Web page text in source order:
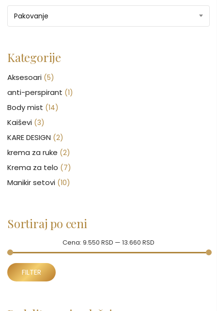
Pakovanje
Kategorije
Aksesoari (5)
anti-perspirant (1)
Body mist (14)
Kaiševi (3)
KARE DESIGN (2)
krema za ruke (2)
Krema za telo (7)
Manikir setovi (10)
Nega lica (88)
Neseseri
Novčanici (50)
Sortiraj po ceni
FILTER
Cena: 9.550 RSD — 13.660 RSD